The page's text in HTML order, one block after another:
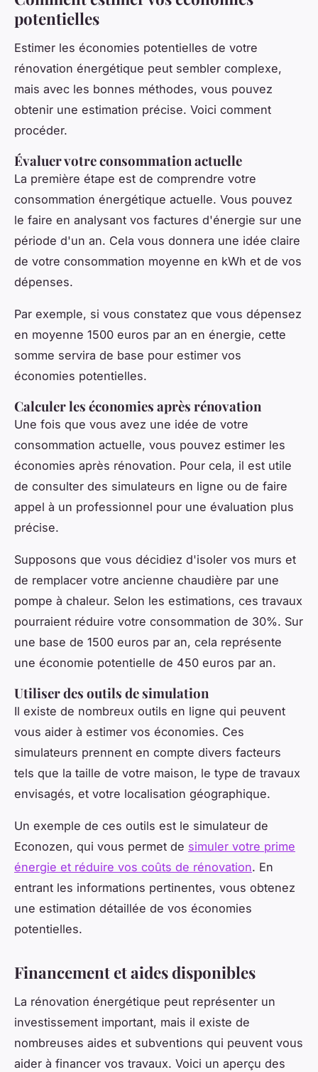
potentielles
Estimer les économies potentielles de votre
rénovation énergétique peut sembler complexe,
mais avec les bonnes méthodes, vous pouvez
obtenir une estimation précise. Voici comment
procéder.
Évaluer votre consommation actuelle
La première étape est de comprendre votre
consommation énergétique actuelle. Vous pouvez
le faire en analysant vos factures d'énergie sur une
période d'un an. Cela vous donnera une idée claire
de votre consommation moyenne en kWh et de vos
dépenses.
Par exemple, si vous constatez que vous dépensez
en moyenne 1500 euros par an en énergie, cette
somme servira de base pour estimer vos
économies potentielles.
Calculer les économies après rénovation
Une fois que vous avez une idée de votre
consommation actuelle, vous pouvez estimer les
économies après rénovation. Pour cela, il est utile
de consulter des simulateurs en ligne ou de faire
appel à un professionnel pour une évaluation plus
précise.
Supposons que vous décidiez d'isoler vos murs et
de remplacer votre ancienne chaudière par une
pompe à chaleur. Selon les estimations, ces travaux
pourraient réduire votre consommation de 30%. Sur
une base de 1500 euros par an, cela représente
une économie potentielle de 450 euros par an.
Utiliser des outils de simulation
Il existe de nombreux outils en ligne qui peuvent
vous aider à estimer vos économies. Ces
simulateurs prennent en compte divers facteurs
tels que la taille de votre maison, le type de travaux
envisagés, et votre localisation géographique.
Un exemple de ces outils est le simulateur de
Econozen, qui vous permet de simuler votre prime
énergie et réduire vos coûts de rénovation. En
entrant les informations pertinentes, vous obtenez
une estimation détaillée de vos économies
potentielles.
Financement et aides disponibles
La rénovation énergétique peut représenter un
investissement important, mais il existe de
nombreuses aides et subventions qui peuvent vous
aider à financer vos travaux. Voici un aperçu des